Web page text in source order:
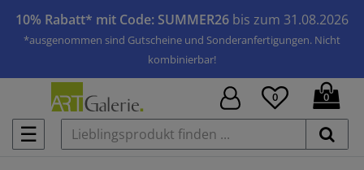
10% Rabatt* mit Code: SUMMER26 bis zum 31.08.2026
*ausgenommen sind Gutscheine und Sonderanfertigungen. Nicht
kombinierbar!
☰
0 0